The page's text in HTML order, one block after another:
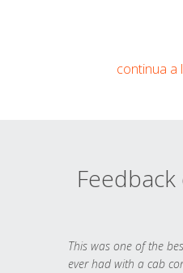
continua a
This was one of the
ever had with a cab